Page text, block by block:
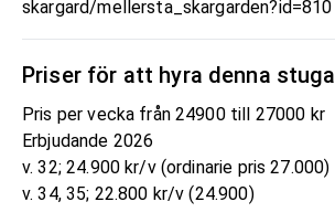
skargard/mellersta_skargarden?id=810
Priser för att hyra denna stuga
Pris per vecka från 24900 till 27000 kr
Erbjudande 2026
v. 32; 24.900 kr/v (ordinarie pris 27.000)
v. 34, 35; 22.800 kr/v (24.900)